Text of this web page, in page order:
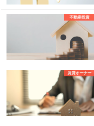
不動産投資
賃貸オーナー